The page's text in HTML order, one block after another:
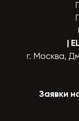
|
г. Москва,
Заявки